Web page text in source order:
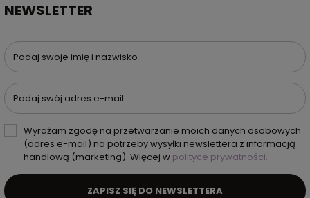
NEWSLETTER
Podaj swoje imię i nazwisko
Podaj swój adres e-mail
Wyrażam zgodę na przetwarzanie moich danych osobowych
(adres e-mail) na potrzeby wysyłki newslettera z informacją
handlową (marketing). Więcej w polityce prywatności.
ZAPISZ SIĘ DO NEWSLETTERA